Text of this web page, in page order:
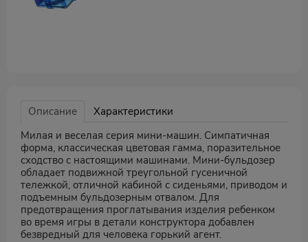
Описание
Характеристики
Милая и веселая серия мини-машин. Симпатичная
форма, классическая цветовая гамма, поразительное
сходство с настоящими машинами. Мини-бульдозер
обладает подвижной треугольной гусеничной
тележкой, отличной кабиной с сиденьями, приводом и
подъемным бульдозерным отвалом. Для
предотвращения проглатывания изделия ребенком
во время игры в детали конструктора добавлен
безвредный для человека горький агент.